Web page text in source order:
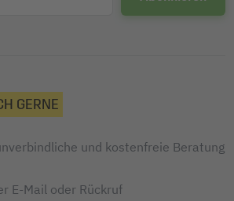
GERNE
und kostenfreie Beratung
E-Mail oder Rückruf